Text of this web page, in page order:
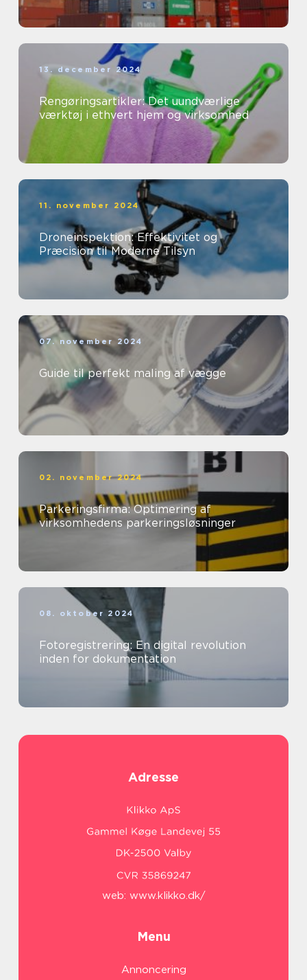
13. december 2024
Rengøringsartikler: Det uundværlige
værktøj i ethvert hjem og virksomhed
11. november 2024
Droneinspektion: Effektivitet og
Præcision til Moderne Tilsyn
07. november 2024
Guide til perfekt maling af vægge
02. november 2024
Parkeringsfirma: Optimering af
virksomhedens parkeringsløsninger
08. oktober 2024
Fotoregistrering: En digital revolution
inden for dokumentation
Adresse
web: www.klikko.dk/
Menu
Annoncering